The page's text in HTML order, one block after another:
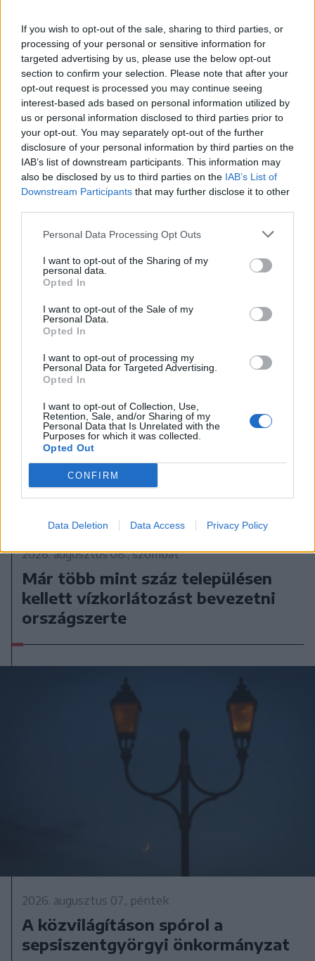
If you wish to opt-out of the sale, sharing to third parties, or
processing of your personal or sensitive information for
targeted advertising by us, please use the below opt-out
section to confirm your selection. Please note that after your
opt-out request is processed you may continue seeing
interest-based ads based on personal information utilized by
us or personal information disclosed to third parties prior to
your opt-out. You may separately opt-out of the further
disclosure of your personal information by third parties on the
IAB’s list of downstream participants. This information may
also be disclosed by us to third parties on the IAB’s List of
Downstream Participants that may further disclose it to other
Personal Data Processing Opt Outs
I want to opt-out of the Sharing of my
personal data.
Opted In
I want to opt-out of the Sale of my
Personal Data.
Opted In
I want to opt-out of processing my
Personal Data for Targeted Advertising.
Opted In
I want to opt-out of Collection, Use,
Retention, Sale, and/or Sharing of my
Personal Data that Is Unrelated with the
Purposes for which it was collected.
Opted Out
CONFIRM
Data Deletion Data Access Privacy Policy
2026. augusztus 08., szombat
Viharos nap elé nézünk
Székelyföldön
2026. augusztus 08., szombat
Már több mint száz településen
kellett vízkorlátozást bevezetni
országszerte
2026. augusztus 07., péntek
A közvilágításon spórol a
sepsiszentgyörgyi önkormányzat